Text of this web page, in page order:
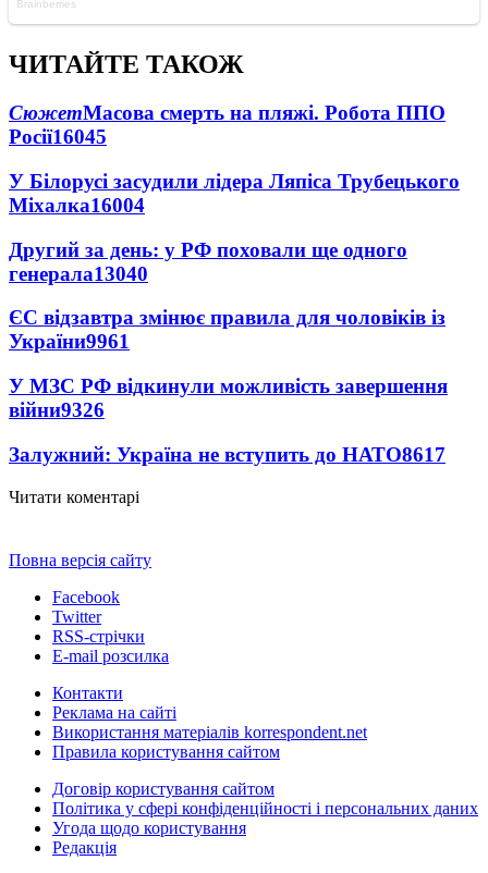
ЧИТАЙТЕ ТАКОЖ
СюжетМасова смерть на пляжі. Робота ППО
Росії16045
У Білорусі засудили лідера Ляпіса Трубецького
Міхалка16004
Другий за день: у РФ поховали ще одного
генерала13040
ЄС відзавтра змінює правила для чоловіків із
України9961
У МЗС РФ відкинули можливість завершення
війни9326
Залужний: Україна не вступить до НАТО8617
Читати коментарі
Повна версія сайту
Facebook
Twitter
RSS-стрічки
E-mail розсилка
Контакти
Реклама на сайті
Використання матеріалів korrespondent.net
Правила користування сайтом
Договір користування сайтом
Політика у сфері конфіденційності і персональних даних
Угода щодо користування
Редакція